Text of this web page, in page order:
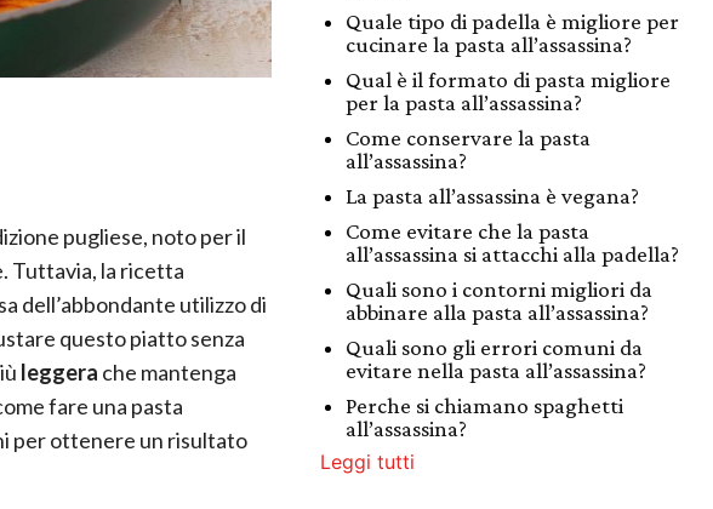
pugliese, noto per il
Tuttavia, la ricetta
dell’abbondante utilizzo di
questo piatto senza
leggera che mantenga
fare una pasta
per ottenere un risultato
Quale tipo di padella è migliore per
cucinare la pasta all’assassina?
Qual è il formato di pasta migliore
per la pasta all’assassina?
Come conservare la pasta
all’assassina?
La pasta all’assassina è vegana?
Come evitare che la pasta
all’assassina si attacchi alla padella?
Quali sono i contorni migliori da
abbinare alla pasta all’assassina?
Quali sono gli errori comuni da
evitare nella pasta all’assassina?
Perche si chiamano spaghetti
all’assassina?
Leggi tutti